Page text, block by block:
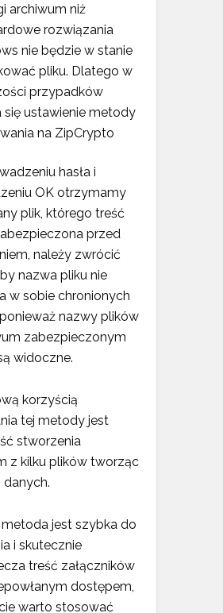
archiwum niż
rozwiązania
nie będzie w stanie
pliku. Dlatego w
przypadków
się ustawienie metody
na ZipCrypto
hasła i
OK otrzymamy
plik, którego treść
przed
należy zwrócić
nazwa pliku nie
w sobie chronionych
nazwy plików
zabezpieczonym
widoczne.
korzyścią
tej metody jest
stworzenia
z kilku plików tworząc
danych.
jest szybka do
i skutecznie
treść załączników
dostępem,
warto stosować